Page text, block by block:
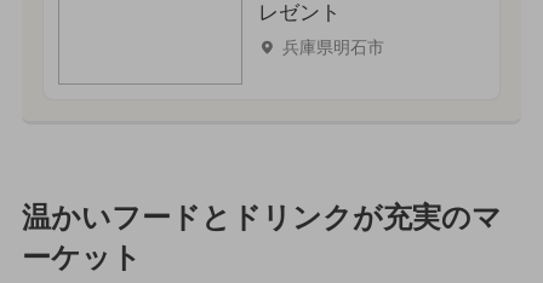
レゼント
兵庫県明石市
温かいフードとドリンクが充実のマ
ーケット